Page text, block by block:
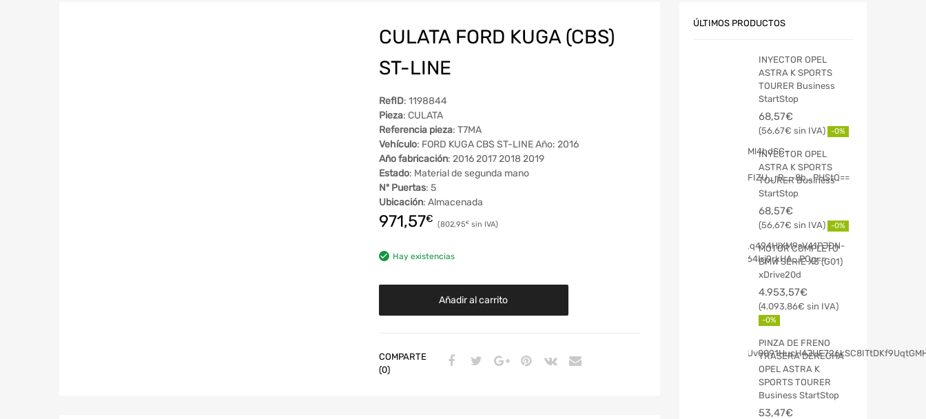
CULATA FORD KUGA (CBS)
ST-LINE
RefID: 1198844
Pieza: CULATA
Referencia pieza: T7MA
Vehículo: FORD KUGA CBS ST-LINE Año: 2016
Año fabricación: 2016 2017 2018 2019
Estado: Material de segunda mano
Nº Puertas: 5
Ubicación: Almacenada
971,57€ 802,95€
Hay existencias
Añadir al carrito
COMPARTE
(0)
ÚLTIMOS PRODUCTOS
INYECTOR OPEL
ASTRA K SPORTS
TOURER Business
StartStop
68,57€
56,67€ -0%
INYECTOR OPEL
ASTRA K SPORTS
TOURER Business
StartStop
68,57€
56,67€ -0%
MOTOR COMPLETO
BMW SERIE X3 (G01)
xDrive20d
4.953,57€
4.093,86€
-0%
PINZA DE FRENO
TRASERA DERECHA
OPEL ASTRA K
SPORTS TOURER
Business StartStop
53,47€